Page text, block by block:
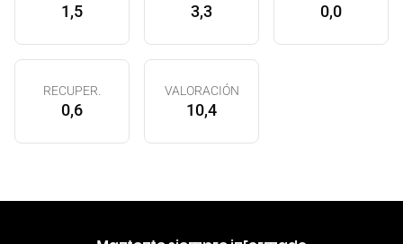
1,5 3,3 0,0
RECUPER.
0,6
VALORACIÓN
10,4